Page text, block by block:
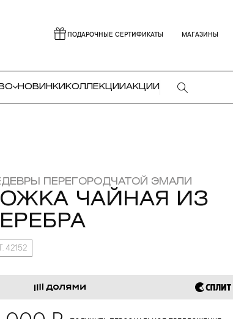
ПОДАРОЧНЫЕ СЕРТИФИКАТЫ МАГАЗИНЫ
НОВИНКИ КОЛЛЕКЦИИАКЦИИ
ПЕРЕГОРОДЧАТОЙ ЭМАЛИ
ЧАЙНАЯ ИЗ
42152